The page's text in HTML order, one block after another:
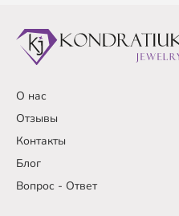
О нас
Отзывы
Контакты
Блог
Вопрос - Ответ